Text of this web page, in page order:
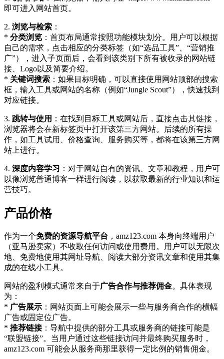
即可进入网站首页。
2. 浏览与检索 ：
* 分类浏览 ：首页布局通常按照功能模块划分。用户可以根据
自己的需求，点击相应的分类标签（如“选品工具”、“营销推
广”），进入子页面后，会看到该类别下所有被收录的网站链
接、Logo以及简要介绍。
* 关键词搜索 ：如果目标明确，可以直接使用网站顶部的搜索
框，输入工具或网站的名称（例如“Jungle Scout”），快速找到
对应链接。
3. 跳转与使用 ：在找到目标工具或网站后，直接点击其链接，
浏览器将会在新标签页中打开该第三方网站。后续的所有操
作，如工具试用、价格查询、服务购买等，都将在该第三方网
站上进行。
4. 深度内容学习 ：对于网站自有的资讯、文章和教程，用户可
以像浏览普通博客一样进行阅读，以获取最新的行业知识和运
营技巧。
产品价格
作为一个免费的资源导航平台 ，amz123.com 本身向终端用户
（亚马逊卖家）不收取任何访问或使用费用。用户可以无限次
地、免费地使用其网址导航、阅读大部分资讯文章和使用其集
成的在线小工具。
网站的盈利模式通常来自于广告合作与推荐佣金。具体表现
为：
* 广告展示 ：网站页面上可能会展示一些与服务商合作的横幅
广告或固定位广告。
* 推荐链接：导航中提供的部分工具或服务商的链接可能是
“联盟链接”。当用户通过这些链接访问并最终购买服务时，
amz123.com 可能会从服务商那里获得一定比例的销售佣金。